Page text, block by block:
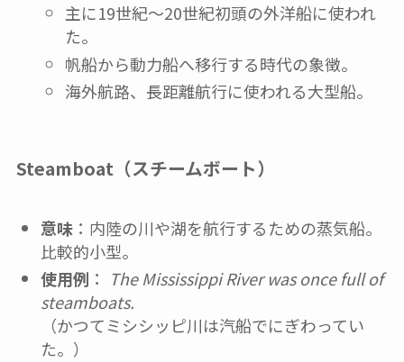
主に19世紀〜20世紀初頭の外洋船に使われ
た。
帆船から動力船へ移行する時代の象徴。
海外航路、長距離航行に使われる大型船。
Steamboat（スチームボート）
意味：内陸の川や湖を航行するための蒸気船。
比較的小型。
使用例 ： The Mississippi River was once full of
steamboats.
（かつてミシシッピ川は汽船でにぎわってい
た。）